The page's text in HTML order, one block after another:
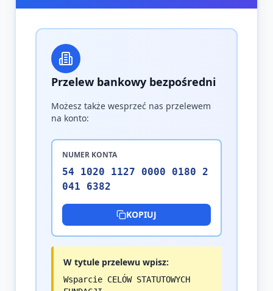
Przelew bankowy bezpośredni
Możesz także wesprzeć nas przelewem
na konto:
NUMER KONTA
54 1020 1127 0000 0180 2
041 6382
KOPIUJ
W tytule przelewu wpisz:
Wsparcie CELÓW STATUTOWYCH